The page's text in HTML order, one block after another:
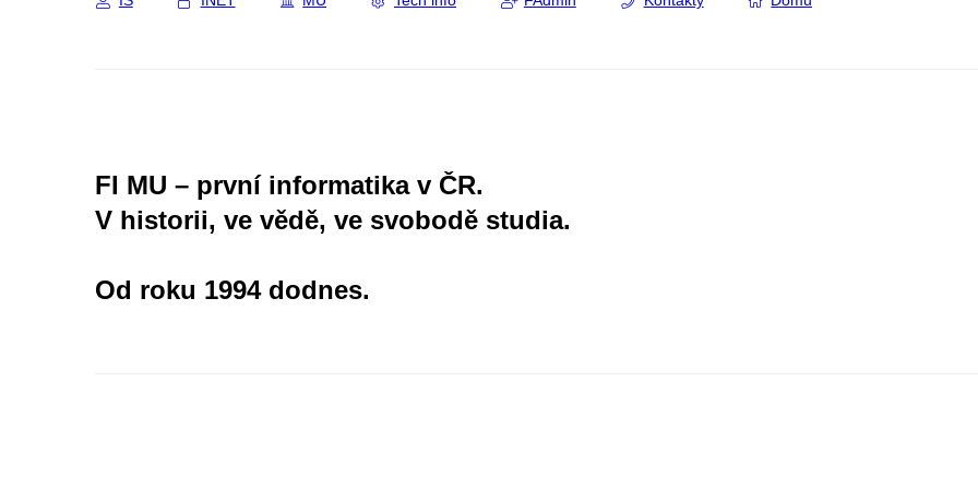
FI MU – první informatika v ČR.
V historii, ve vědě, ve svobodě studia.
Od roku 1994 dodnes.